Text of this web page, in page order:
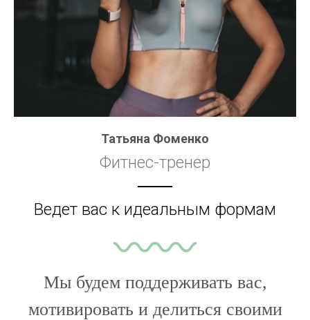
Татьяна Фоменко
Фитнес-тренер
Ведет вас к идеальным формам
Мы будем поддерживать вас,
мотивировать и делиться своими